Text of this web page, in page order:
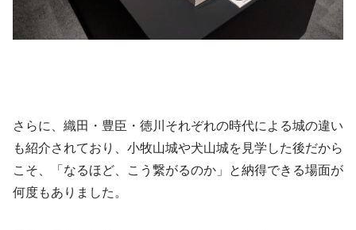
さらに、織田・豊臣・徳川それぞれの時代による城の違い
も紹介されており、小牧山城や犬山城を見学した後だから
こそ、「なるほど、こう繋がるのか」と納得できる場面が
何度もありました。